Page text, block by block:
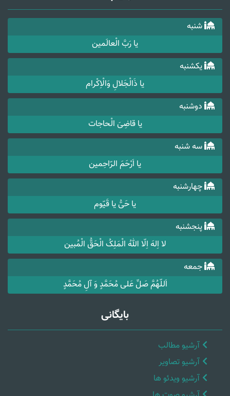
شنبه
یا رَبَّ الْعالَمین
یکشنبه
یا ذَالْجَلالِ وَالْاِکْرام
دوشنبه
یا قاضِیَ الْحاجات
سه شنبه
یا اَرْحَمَ الرّاحِمین
چهارشنبه
یا حَیُّ یا قَیّوم
پنجشنبه
لا اِلهَ اِلّا اللهُ الْمَلِکُ الْحَقُّ الْمُبین
جمعه
اَللّهُمَّ صَلِّ عَلی مُحَمَّدٍ وَ آلِ مُحَمَّدٍ
بایگانی
آرشیو مطالب
آرشیو تصاویر
آرشیو ویدئو ها